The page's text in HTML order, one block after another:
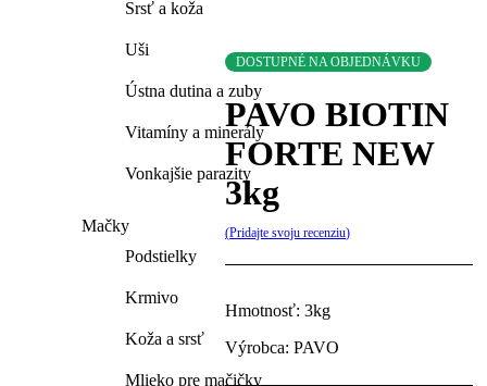
Srsť a koža
Uši
Ústna dutina a zuby
Vitamíny a minerály
Vonkajšie parazity
Mačky
Podstielky
Krmivo
Koža a srsť
Mlieko pre mačičky
DOSTUPNÉ NA OBJEDNÁVKU
PAVO BIOTIN
FORTE NEW
3kg
Pridajte svoju recenziu
Hmotnosť: 3kg
Výrobca: PAVO